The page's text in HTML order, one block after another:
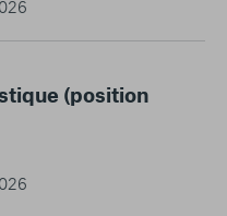
(position